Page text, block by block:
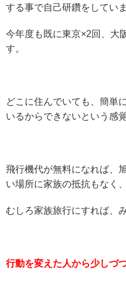
する事で自己研鑽をしていま
今年度も既に東京×2回、大
す。
どこに住んでいても、簡単
いるからできないという感
飛行機代が無料になれば、
い場所に家族の抵抗もなく
むしろ家族旅行にすれば、
行動を変えた人から少しづ